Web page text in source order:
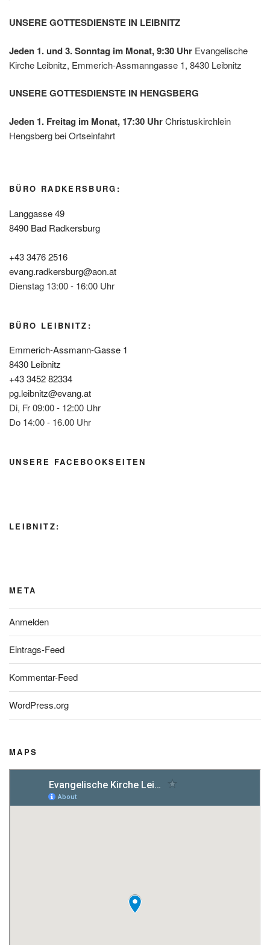
UNSERE GOTTESDIENSTE IN LEIBNITZ
Jeden 1. und 3. Sonntag im Monat, 9:30 Uhr Evangelische
Kirche Leibnitz, Emmerich-Assmanngasse 1, 8430 Leibnitz
UNSERE GOTTESDIENSTE IN HENGSBERG
Jeden 1. Freitag im Monat, 17:30 UhrChristuskirchlein
Hengsberg bei Ortseinfahrt
BÜRO RADKERSBURG:
Langgasse 49
8490 Bad Radkersburg
+43 3476 2516
evang.radkersburg@aon.at
Dienstag 13:00 - 16:00 Uhr
BÜRO LEIBNITZ:
Emmerich-Assmann-Gasse 1
8430 Leibnitz
+43 3452 82334
pg.leibnitz@evang.at
Di, Fr 09:00 - 12:00 Uhr
Do 14:00 - 16.00 Uhr
UNSERE FACEBOOKSEITEN
LEIBNITZ:
META
Anmelden
Eintrags-Feed
Kommentar-Feed
WordPress.org
MAPS